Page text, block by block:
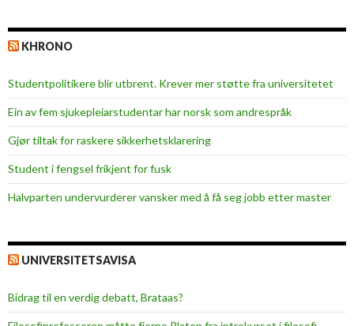
e
e
c
i
o
c
n
KHRONO
Studentpolitikere blir utbrent. Krever mer støtte fra universitetet
Ein av fem sjukepleiar­studentar har norsk som andrespråk
Gjør tiltak for raskere sikkerhets­klarering
Student i fengsel frikjent for fusk
Halvparten undervurderer vansker med å få seg jobb etter master
UNIVERSITETSAVISA
Bidrag til en verdig debatt, Brataas?